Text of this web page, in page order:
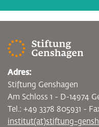
Adres:
Stiftung Genshagen
Am Schloss 1 - D-14974
Tel.: +49 3378 805931 -
institut(at)stiftung-